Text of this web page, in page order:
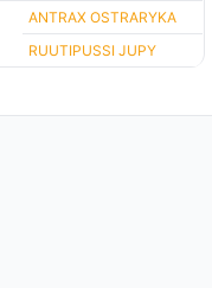
ANTRAX OSTRARYKA
RUUTIPUSSI JUPY